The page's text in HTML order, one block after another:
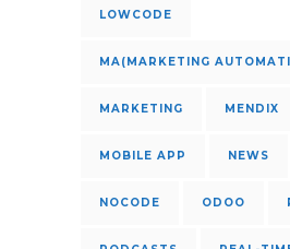
LOWCODE
MA(MARKETING
MARKETING MENDIX
MOBILE APP NEWS
NOCODE ODOO